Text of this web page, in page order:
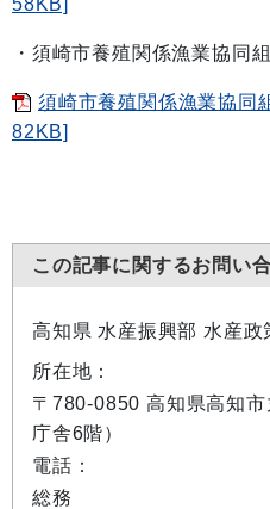
58KB]
・須崎市養殖関係漁業協同
須崎市養殖関係漁業協同
82KB]
この記事に関するお問い
高知県 水産振興部 水産政
所在地：
〒780-0850 高知県高知
庁舎6階）
電話：
総務